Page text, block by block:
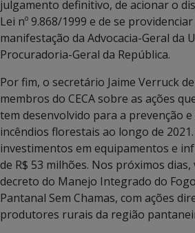
julgamento definitivo, de acionar o
Lei nº 9.868/1999 e de se
manifestação da Advocacia-Geral da
Procuradoria-Geral da República.
Por fim, o secretário Jaime Verruck
membros do CECA sobre as ações
tem desenvolvido para a prevenção
incêndios florestais ao longo de 2021.
investimentos em equipamentos e
de R$ 53 milhões. Nos próximos
decreto do Manejo Integrado do
Pantanal Sem Chamas, com ações
produtores rurais da região